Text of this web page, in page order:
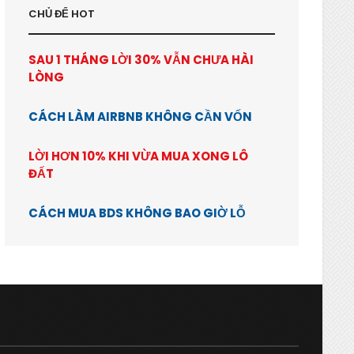
CHỦ ĐỂ HOT
SAU 1 THÁNG LỜI 30% VẪN CHƯA HÀI
LÒNG
CÁCH LÀM AIRBNB KHÔNG CẦN VỐN
LỜI HƠN 10% KHI VỪA MUA XONG LÔ
ĐẤT
CÁCH MUA BDS KHÔNG BAO GIỜ LỖ